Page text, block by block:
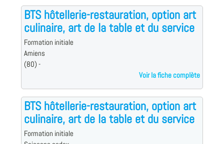
BTS hôtellerie-restauration, option art
culinaire, art de la table et du service
Formation initiale
Amiens
(80) -
Voir la fiche complète
BTS hôtellerie-restauration, option art
culinaire, art de la table et du service
Formation initiale